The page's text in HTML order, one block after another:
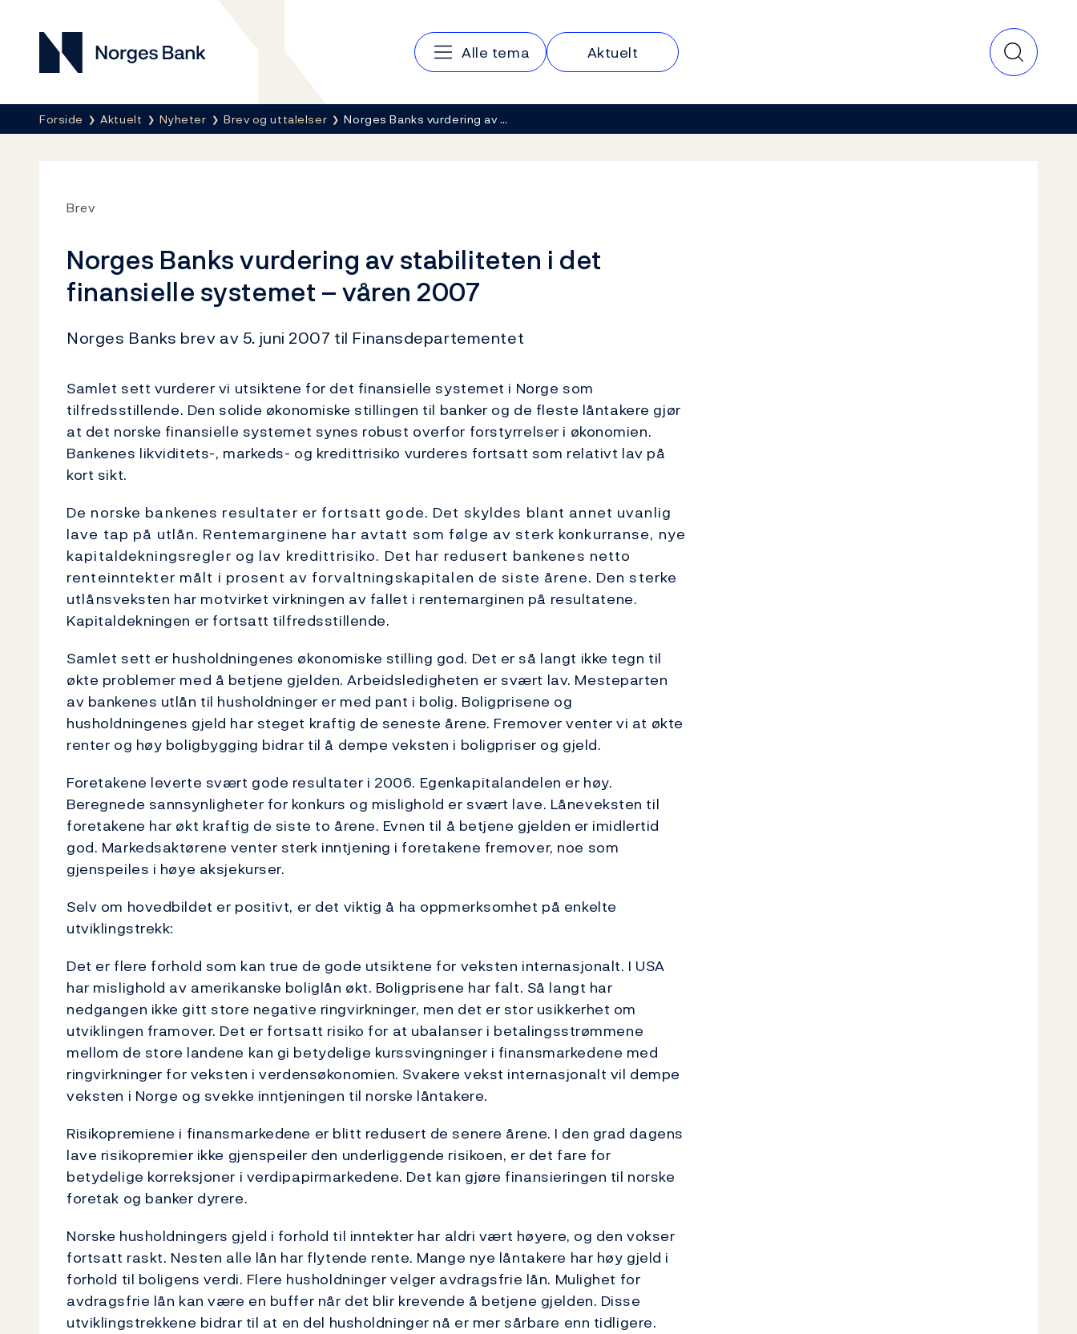
Norges Bank
Hovedmeny
Alle tema Aktuelt
Her er du nå:
Forside Aktuelt Nyheter Brev og uttalelser Norges Banks vurdering av …
Brev
Norges Banks vurdering av stabiliteten i det
finansielle systemet – våren 2007
Norges Banks brev av 5. juni 2007 til Finansdepartementet
Samlet sett vurderer vi utsiktene for det finansielle systemet i Norge som
tilfredsstillende. Den solide økonomiske stillingen til banker og de fleste låntakere gjør
at det norske finansielle systemet synes robust overfor forstyrrelser i økonomien.
Bankenes likviditets-, markeds- og kredittrisiko vurderes fortsatt som relativt lav på
kort sikt.
De norske bankenes resultater er fortsatt gode. Det skyldes blant annet uvanlig
lave tap på utlån. Rentemarginene har avtatt som følge av sterk konkurranse, nye
kapitaldekningsregler og lav kredittrisiko. Det har redusert bankenes netto
renteinntekter målt i prosent av forvaltningskapitalen de siste årene. Den sterke
utlånsveksten har motvirket virkningen av fallet i rentemarginen på resultatene.
Kapitaldekningen er fortsatt tilfredsstillende.
Samlet sett er husholdningenes økonomiske stilling god. Det er så langt ikke tegn til
økte problemer med å betjene gjelden. Arbeidsledigheten er svært lav. Mesteparten
av bankenes utlån til husholdninger er med pant i bolig. Boligprisene og
husholdningenes gjeld har steget kraftig de seneste årene. Fremover venter vi at økte
renter og høy boligbygging bidrar til å dempe veksten i boligpriser og gjeld.
Foretakene leverte svært gode resultater i 2006. Egenkapitalandelen er høy.
Beregnede sannsynligheter for konkurs og mislighold er svært lave. Låneveksten til
foretakene har økt kraftig de siste to årene. Evnen til å betjene gjelden er imidlertid
god. Markedsaktørene venter sterk inntjening i foretakene fremover, noe som
gjenspeiles i høye aksjekurser.
Selv om hovedbildet er positivt, er det viktig å ha oppmerksomhet på enkelte
utviklingstrekk:
Det er flere forhold som kan true de gode utsiktene for veksten internasjonalt. I USA
har mislighold av amerikanske boliglån økt. Boligprisene har falt. Så langt har
nedgangen ikke gitt store negative ringvirkninger, men det er stor usikkerhet om
utviklingen framover. Det er fortsatt risiko for at ubalanser i betalingsstrømmene
mellom de store landene kan gi betydelige kurssvingninger i finansmarkedene med
ringvirkninger for veksten i verdensøkonomien. Svakere vekst internasjonalt vil dempe
veksten i Norge og svekke inntjeningen til norske låntakere.
Risikopremiene i finansmarkedene er blitt redusert de senere årene. I den grad dagens
lave risikopremier ikke gjenspeiler den underliggende risikoen, er det fare for
betydelige korreksjoner i verdipapirmarkedene. Det kan gjøre finansieringen til norske
foretak og banker dyrere.
Norske husholdningers gjeld i forhold til inntekter har aldri vært høyere, og den vokser
fortsatt raskt. Nesten alle lån har flytende rente. Mange nye låntakere har høy gjeld i
forhold til boligens verdi. Flere husholdninger velger avdragsfrie lån. Mulighet for
avdragsfrie lån kan være en buffer når det blir krevende å betjene gjelden. Disse
utviklingstrekkene bidrar til at en del husholdninger nå er mer sårbare enn tidligere.